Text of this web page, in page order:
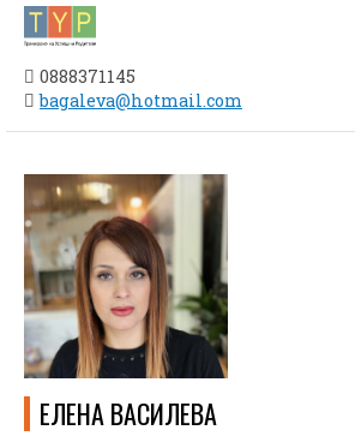
0888371145
bagaleva@hotmail.com
ЕЛЕНА ВАСИЛЕВА